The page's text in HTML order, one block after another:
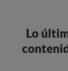
Lo